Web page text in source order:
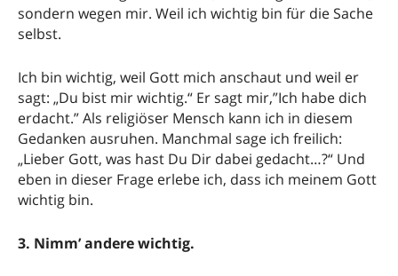
sondern wegen mir. Weil ich wichtig bin für die Sache
selbst.
Ich bin wichtig, weil Gott mich anschaut und weil er
sagt: „Du bist mir wichtig.“ Er sagt mir,”Ich habe dich
erdacht.” Als religiöser Mensch kann ich in diesem
Gedanken ausruhen. Manchmal sage ich freilich:
„Lieber Gott, was hast Du Dir dabei gedacht…?“ Und
eben in dieser Frage erlebe ich, dass ich meinem Gott
wichtig bin.
3. Nimm’ andere wichtig.